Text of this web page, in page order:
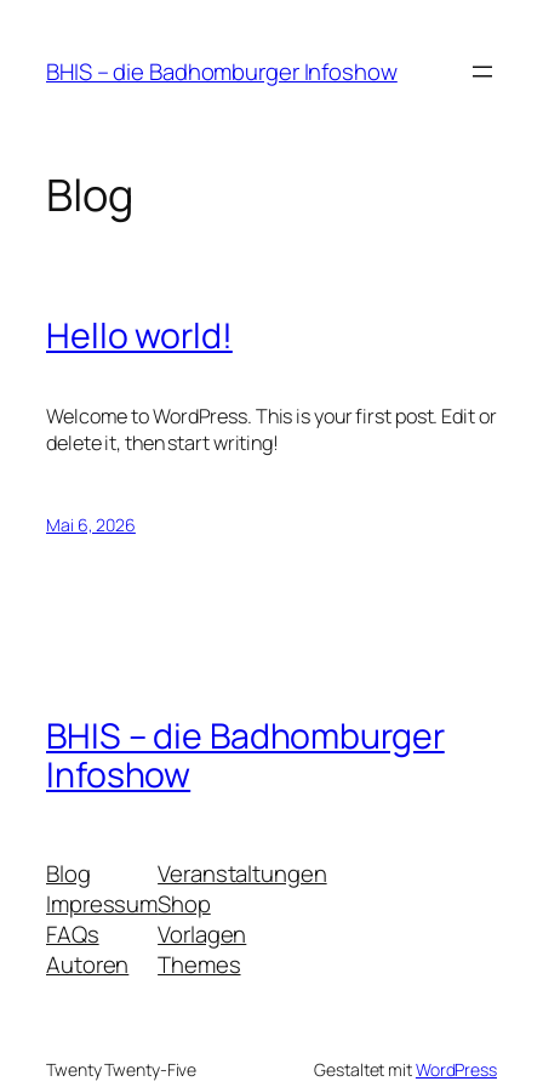
springen
BHIS – die Badhomburger Infoshow
Blog
Hello world!
Welcome to WordPress. This is your first post. Edit or
delete it, then start writing!
Mai 6, 2026
BHIS – die Badhomburger
Infoshow
Blog
Impressum
FAQs
Autoren
Veranstaltungen
Shop
Vorlagen
Themes
Twenty Twenty-Five Gestaltet mitWordPress